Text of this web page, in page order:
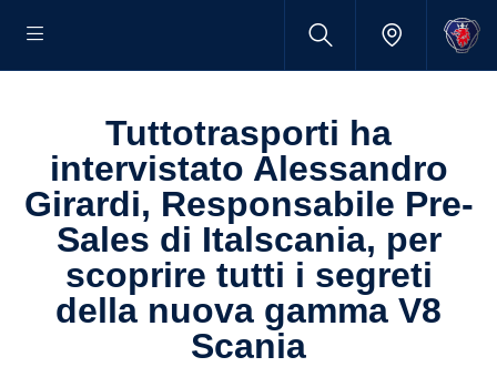
Tuttotrasporti ha
intervistato Alessandro
Girardi, Responsabile Pre-
Sales di Italscania, per
scoprire tutti i segreti
della nuova gamma V8
Scania